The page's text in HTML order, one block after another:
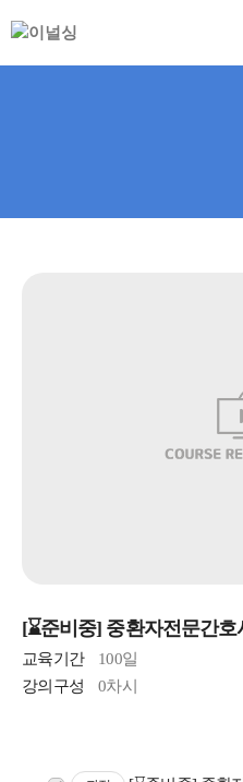
[⌛준비중] 중환자전문간
교육기간
100일
강의구성
0차시